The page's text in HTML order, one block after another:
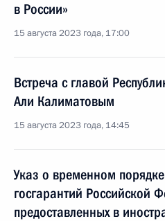
в России»
15 августа 2023 года, 17:00
Встреча с главой
Али Калиматовым
15 августа 2023 года, 14:45
Указ о временном
госгарантий Российской
предоставленных в